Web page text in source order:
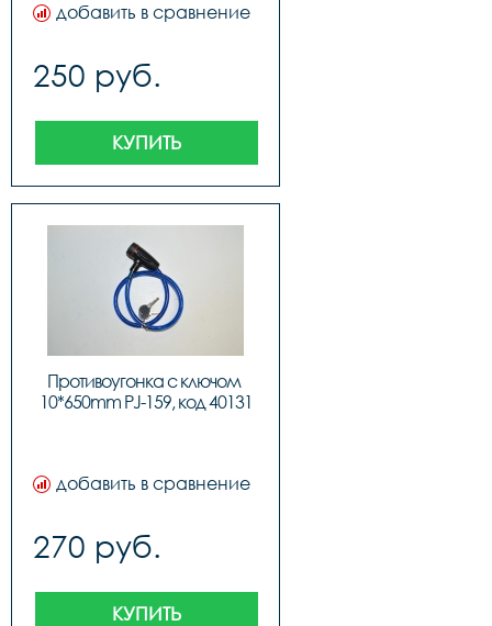
добавить в сравнение
250 руб.
КУПИТЬ
Противоугонка с ключом
10*650mm PJ-159, код 40131
добавить в сравнение
270 руб.
КУПИТЬ